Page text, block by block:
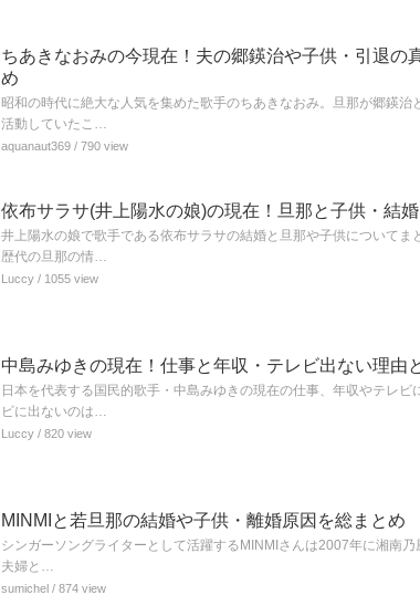
ちあきなおみの今現在！夫の郷鍈治や子供・引退の
め
昭和の時代に絶大な人気を集めた歌手のちあきなおみ。旦那が郷鍈治
活動していたこ…
aquanaut369 / 790 view
依布サラサ(井上陽水の娘)の現在！旦那と子供・結
井上陽水の娘で歌手である依布サラサの結婚と旦那や子供についてま
歴代の旦那の情…
Luccy / 1055 view
中島みゆきの現在！仕事と年収・テレビ出ない理由
日本を代表する国民的歌手・中島みゆきの現在の仕事、年収やテレビ
ビに出ないのは…
Luccy / 820 view
MINMIと若旦那の結婚や子供・離婚原因を総まとめ
シンガーソングライターとして活躍するMINMIさんは2007年に湘南
夫婦と…
sumichel / 874 view